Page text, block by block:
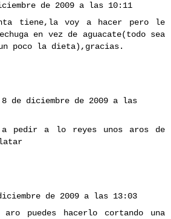
de 2009 a las 10:11
tiene,la voy a hacer pero le
en vez de aguacate(todo sea
poco la dieta),gracias.
8 de diciembre de 2009 a las
pedir a lo reyes unos aros de
de 2009 a las 13:03
puedes hacerlo cortando una